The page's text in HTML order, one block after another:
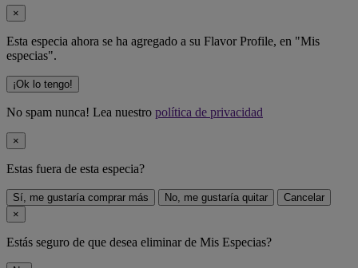
×
Esta especia ahora se ha agregado a su Flavor Profile, en "Mis
especias".
¡Ok lo tengo!
No spam nunca! Lea nuestro política de privacidad
×
Estas fuera de esta especia?
Sí, me gustaría comprar más No, me gustaría quitar
Cancelar
×
Estás seguro de que desea eliminarde Mis Especias?